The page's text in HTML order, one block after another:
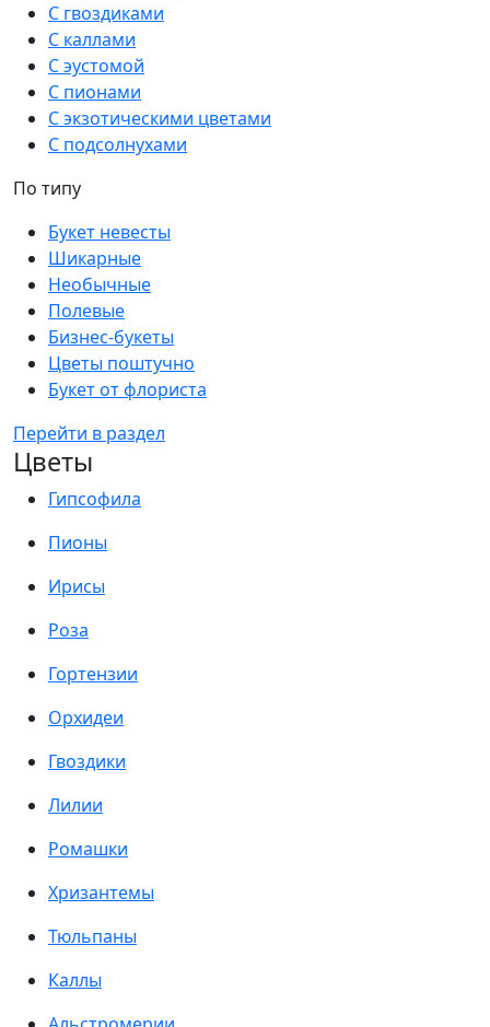
С гвоздиками
С каллами
С эустомой
С пионами
С экзотическими цветами
С подсолнухами
По типу
Букет невесты
Шикарные
Необычные
Полевые
Бизнес-букеты
Цветы поштучно
Букет от флориста
Перейти в раздел
Цветы
Гипсофила
Пионы
Ирисы
Роза
Гортензии
Орхидеи
Гвоздики
Лилии
Ромашки
Хризантемы
Тюльпаны
Каллы